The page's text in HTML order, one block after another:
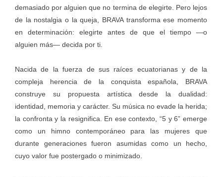
demasiado por alguien que no termina de elegirte. Pero lejos
de la nostalgia o la queja, BRAVA transforma ese momento
en determinación: elegirte antes de que el tiempo —o
alguien más— decida por ti.
Nacida de la fuerza de sus raíces ecuatorianas y de la
compleja herencia de la conquista española, BRAVA
construye su propuesta artística desde la dualidad:
identidad, memoria y carácter. Su música no evade la herida;
la confronta y la resignifica. En ese contexto, “5 y 6” emerge
como un himno contemporáneo para las mujeres que
durante generaciones fueron asumidas como un hecho,
cuyo valor fue postergado o minimizado.